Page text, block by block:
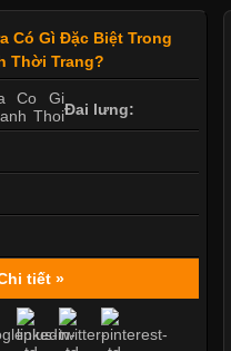
Có Gì Đặc Biệt Trong
Thời Trang?
Đai lưng:
tiết »